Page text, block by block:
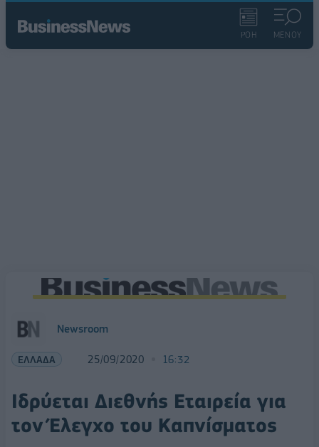
ΡΟΗ ΜΕΝΟΥ
Newsroom
ΕΛΛΑΔΑ 25/09/2020 16:32
Ιδρύεται Διεθνής Εταιρεία για
τον Έλεγχο του Καπνίσματος